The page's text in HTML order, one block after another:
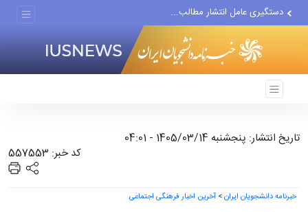
دستگیری عامل انتشار مطالب...
مواضع مزدوران سعودی را با...
ضربه مغزی بیش از ۷۰۰ نظامی...
تاریخ انتشار: پنجشنبه 1405/03/14 - 04:01
کد خبر: 557553
خبرنامه دانشجویان ایران> آخرین اخبار فرهنگی اجتماعی